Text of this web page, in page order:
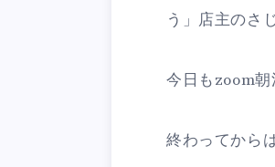
う」店主のさ
今日もzoom朝
終わってから